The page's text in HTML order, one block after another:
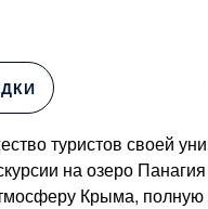
туристов своей
на озеро
Крыма, полную